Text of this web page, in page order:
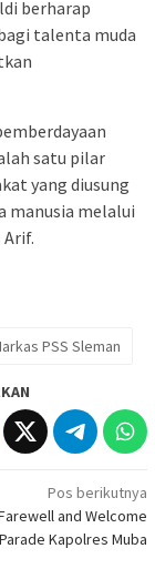
berharap
talenta muda
satu pilar
yang diusung
manusia melalui
PSS Sleman
Pos berikutnya
and Welcome
Parade Kapolres Muba